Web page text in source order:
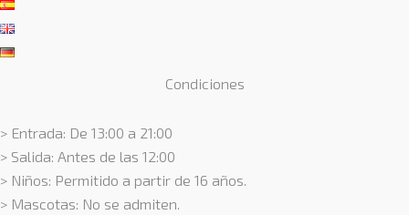
Condiciones
> Entrada: De 13:00 a 21:00
> Salida: Antes de las 12:00
> Niños: Permitido a partir de 16 años.
> Mascotas: No se admiten.